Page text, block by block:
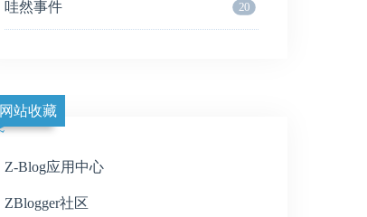
哇然事件 20
网站收藏
Z-Blog应用中心
ZBlogger社区